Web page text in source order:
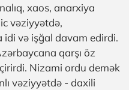
xaos, anarxiya
vəziyyətdə,
idi və işğal davam edirdi.
qarşı öz
Nizami ordu demək
vəziyyətdə - daxili